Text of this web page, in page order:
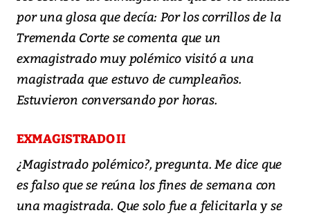
por una glosa que decía: Por los corrillos de la
Tremenda Corte se comenta que un
exmagistrado muy polémico visitó a una
magistrada que estuvo de cumpleaños.
Estuvieron conversando por horas.
EXMAGISTRADO II
¿Magistrado polémico?, pregunta. Me dice que
es falso que se reúna los fines de semana con
una magistrada. Que solo fue a felicitarla y se